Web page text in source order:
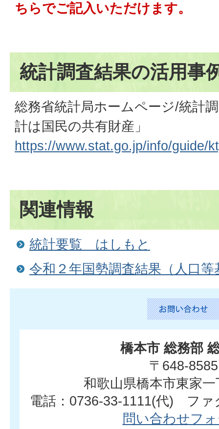
ちらでご記入いただけます。
統計調査結果の活用事
総務省統計局ホームページ/統計
計は国民の共有財産」
https://www.stat.go.jp/info/guide/
関連情報
統計要覧 はしもと
令和２年国勢調査結果（人口等
橋本市 総務部
〒648-8585
和歌山県橋本市東家
電話：0736-33-1111(代) ファ
問い合わせフ